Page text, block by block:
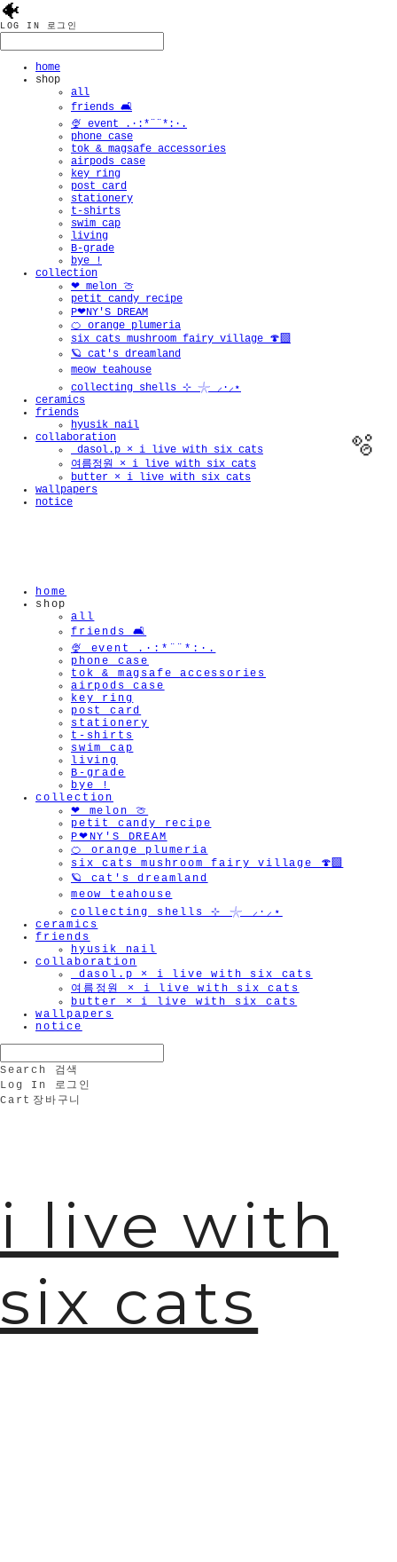
🐠
LOG IN 로그인
home
shop
all
friends 🛋️
🍨 event .·:*¨¨*:·.
phone case
tok & magsafe accessories
airpods case
key ring
post card
stationery
t-shirts
swim cap
living
B-grade
bye !
collection
❤︎ melon 🍈
petit candy recipe
P❤︎NY'S DREAM
🍊 orange plumeria
six cats mushroom fairy village 🍄‍🟫
🪐 cat's dreamland
meow teahouse
collecting shells ⊹ 𓇼 ⸝·⸝⋆
ceramics
friends
hyusik_nail
collaboration
_dasol.p × i live with six cats
여름정원 × i live with six cats
butter × i live with six cats
wallpapers
notice
home
shop
all
friends 🛋️
🍨 event .·:*¨¨*:·.
phone case
tok & magsafe accessories
airpods case
key ring
post card
stationery
t-shirts
swim cap
living
B-grade
bye !
collection
❤︎ melon 🍈
petit candy recipe
P❤︎NY'S DREAM
🍊 orange plumeria
six cats mushroom fairy village 🍄‍🟫
🪐 cat's dreamland
meow teahouse
collecting shells ⊹ 𓇼 ⸝·⸝⋆
ceramics
friends
hyusik_nail
collaboration
_dasol.p × i live with six cats
여름정원 × i live with six cats
butter × i live with six cats
wallpapers
notice
Search
검색
Log In
로그인
Cart 장바구니
i live with
six cats